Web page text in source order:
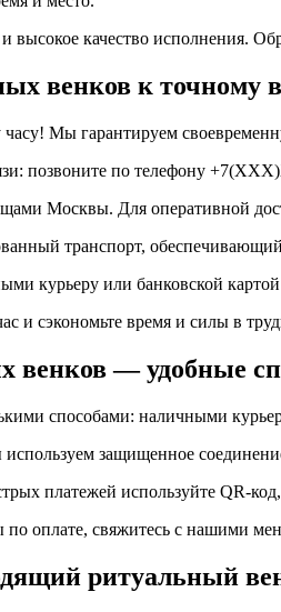
высокое качество исполнения.
венков к
Мы гарантируем
позвоните по телефону
Москвы. Для оперативной
транспорт,
курьеру или банковской
и сэкономьте время и силы в
венков — удобные
способами: наличными
защищенное
платежей используйте QR-
по оплате, свяжитесь с
ритуальный